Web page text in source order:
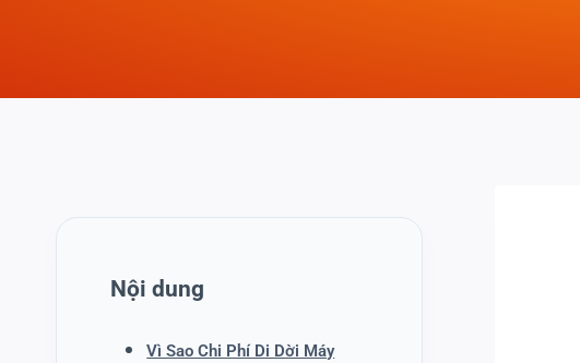
Nội dung
Vì Sao Chi Phí Di Dời Máy